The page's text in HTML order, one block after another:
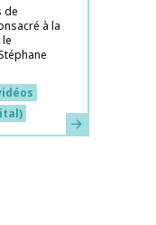
de
à la
Learn more